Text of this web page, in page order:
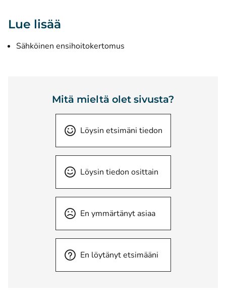
Lue lisää
Sähköinen ensihoitokertomus
Mitä mieltä olet sivusta?
Löysin etsimäni tiedon
Löysin tiedon osittain
En ymmärtänyt asiaa
En löytänyt etsimääni